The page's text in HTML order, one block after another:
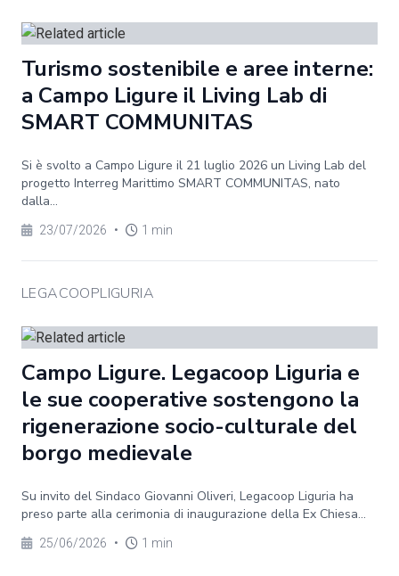
Turismo sostenibile e aree interne:
a Campo Ligure il Living Lab di
SMART COMMUNITAS
Si è svolto a Campo Ligure il 21 luglio 2026 un Living Lab del
progetto Interreg Marittimo SMART COMMUNITAS, nato
dalla...
23/07/2026 • 1 min
LEGACOOPLIGURIA
Campo Ligure. Legacoop Liguria e
le sue cooperative sostengono la
rigenerazione socio-culturale del
borgo medievale
Su invito del Sindaco Giovanni Oliveri, Legacoop Liguria ha
preso parte alla cerimonia di inaugurazione della Ex Chiesa...
25/06/2026 • 1 min